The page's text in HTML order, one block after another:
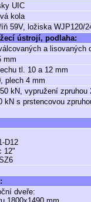
UIC
kola
59V, ložiska WJP120/
ústrojí, podlaha:
a lisovaných
mm
tl. 10 a 12 mm
plech 4 mm
kN, vypružení zpruhou
kN s prstencovou
D12
12"
dveře: